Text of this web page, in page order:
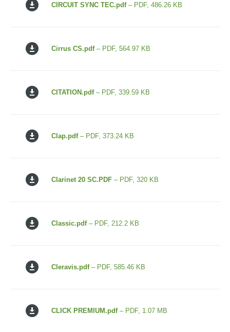
CIRCUIT SYNC TEC.pdf– PDF, 486.26 KB
Cirrus CS.pdf– PDF, 564.97 KB
CITATION.pdf– PDF, 339.59 KB
Clap.pdf– PDF, 373.24 KB
Clarinet 20 SC.PDF – PDF, 320 KB
Classic.pdf– PDF, 212.2 KB
Cleravis.pdf– PDF, 585.46 KB
CLICK PREMIUM.pdf– PDF, 1.07 MB